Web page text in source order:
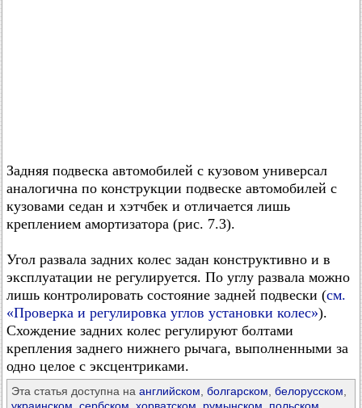
Задняя подвеска автомобилей с кузовом универсал
аналогична по конструкции подвеске автомобилей с
кузовами седан и хэтчбек и отличается лишь
креплением амортизатора (рис. 7.3).
Угол развала задних колес задан конструктивно и в
эксплуатации не регулируется. По углу развала можно
лишь контролировать состояние задней подвески (см.
«Проверка и регулировка углов установки колес»).
Схождение задних колес регулируют болтами
крепления заднего нижнего рычага, выполненными за
одно целое с эксцентриками.
Эта статья доступна на английском болгарском белорусском